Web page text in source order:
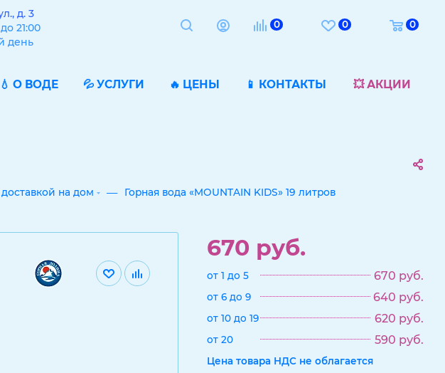
д. 3
21:00
день
0 0 0
💧 О ВОДЕ 💦 УСЛУГИ 🔥 ЦЕНЫ 📱 КОНТАКТЫ 💥 АКЦИИ
на дом — Горная вода «MOUNTAIN KIDS» 19 литров
670 руб.
от 1 до 5 670 руб.
от 6 до 9 640 руб.
от 10 до 19 620 руб.
от 20 590 руб.
Цена товара НДС не облагается